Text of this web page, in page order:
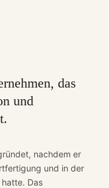
das
und
nachdem er
und in der
Das